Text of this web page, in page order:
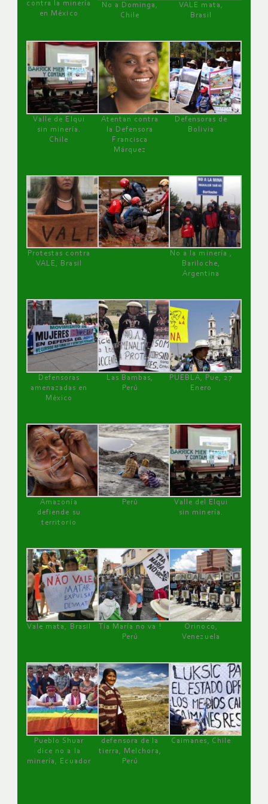
contra la minería
en México
No a Dominga,
Chile
VALE mata,
Brasil
Valle de Elqui
sin minería.
Chile
Atentan contra
la Defensora
Francisca
Márquez
Defensoras de
Bolivia
Protestas contra
VALE, Brasil
No a la minería ,
Bariloche,
Argentina
Defensoras
amenazadas en
México
Las Bambas,
Perú
PUEBLA, Pue, 27
Enero
Amazonía
defiende su
territorio
Perú
Valle del Elqui
sin minería.
Vale mata, Brasil
Tía María no va !
Perú
Orinoco,
Venezuela
Pueblo Shuar
dice no a la
minería, Ecuador
defensora de la
tierra, Melchora,
Perú
Caimanes, Chile